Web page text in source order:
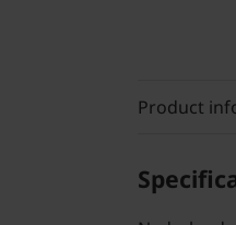
Product